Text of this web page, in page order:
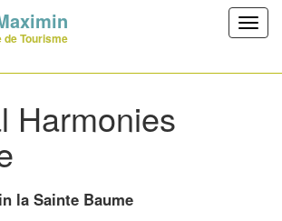
de Tourisme
Harmonies
la Sainte Baume